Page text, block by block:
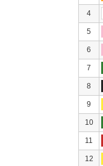
4
5
6
7
8
9
10
11
12